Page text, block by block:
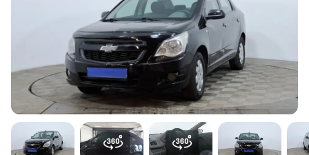
Для этого авто доступен отчёт Aster Check
Предоставим подробную информацию об автомобиле:
техническое состояние, пробег, история осмотров,
юридическая проверка по базам РК и РФ
Купить отчёт за 1000₸